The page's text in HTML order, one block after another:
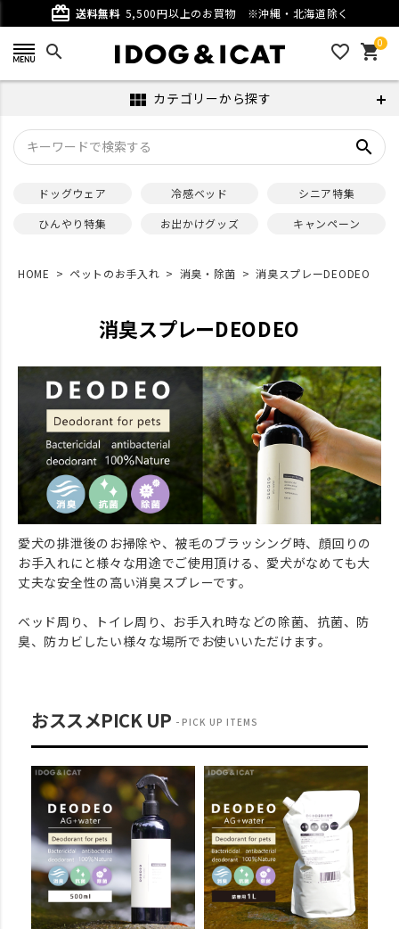
card_giftcard 送料無料 5,500円以上のお買物 ※沖縄・北海道除く
search favorite_outline 0
shopping_cart
view_module カテゴリーから探す
search
ドッグウェア 冷感ベッド
シニア特集
ひんやり特集
お出かけグッズ キャンペーン
HOME ペットのお手入れ 消臭・除菌 消臭スプレーDEODEO
消臭スプレーDEODEO
愛犬の排泄後のお掃除や、被毛のブラッシング時、顔回りの
お手入れにと様々な用途でご使用頂ける、愛犬がなめても大
丈夫な安全性の高い消臭スプレーです。
ベッド周り、トイレ周り、お手入れ時などの除菌、抗菌、防
臭、防カビしたい様々な場所でお使いいただけます。
おススメPICK UP PICK UP ITEMS